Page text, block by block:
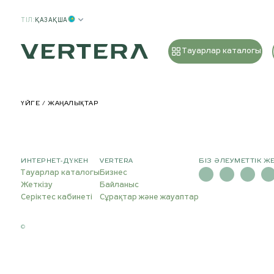
ТІЛ :ҚАЗАҚША
Тауарлар каталогы
ҮЙГЕ ЖАҢАЛЫҚТАР
ИНТЕРНЕТ-ДҮКЕН
Тауарлар каталогы
Жеткізу
Серіктес кабинеті
VERTERA
Бизнес
Байланыс
Сұрақтар және жауаптар
БІЗ ӘЛЕУМЕТТІК
©